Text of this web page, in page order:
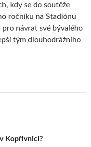
kdy se do soutěže
ročníku na Stadiónu
návrat své bývalého
tým dlouhodrážního
Kopřivnici?